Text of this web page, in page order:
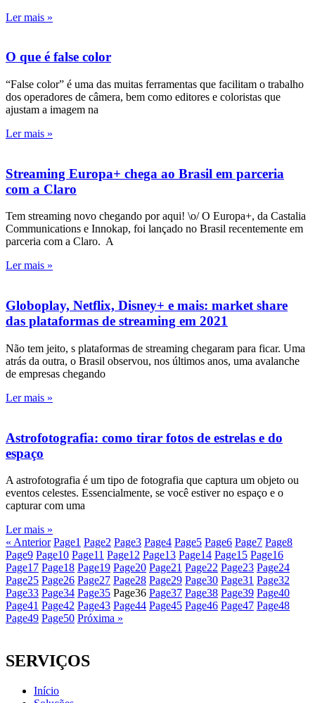
Ler mais »
O que é false color
“False color” é uma das muitas ferramentas que facilitam o trabalho
dos operadores de câmera, bem como editores e coloristas que
ajustam a imagem na
Ler mais »
Streaming Europa+ chega ao Brasil em parceria
com a Claro
Tem streaming novo chegando por aqui! \o/ O Europa+, da Castalia
Communications e Innokap, foi lançado no Brasil recentemente em
parceria com a Claro. A
Ler mais »
Globoplay, Netflix, Disney+ e mais: market share
das plataformas de streaming em 2021
Não tem jeito, s plataformas de streaming chegaram para ficar. Uma
atrás da outra, o Brasil observou, nos últimos anos, uma avalanche
de empresas chegando
Ler mais »
Astrofotografia: como tirar fotos de estrelas e do
espaço
A astrofotografia é um tipo de fotografia que captura um objeto ou
eventos celestes. Essencialmente, se você estiver no espaço e o
capturar com uma
Ler mais »
« Anterior Page1 Page2 Page3 Page4 Page5 Page6 Page7 Page8
Page9 Page10 Page11 Page12 Page13 Page14 Page15 Page16
Page17 Page18 Page19 Page20 Page21 Page22 Page23 Page24
Page25 Page26 Page27 Page28 Page29 Page30 Page31 Page32
Page33 Page34 Page35 Page36 Page37 Page38 Page39 Page40
Page41 Page42 Page43 Page44 Page45 Page46 Page47 Page48
Page49 Page50 Próxima »
SERVIÇOS
Início